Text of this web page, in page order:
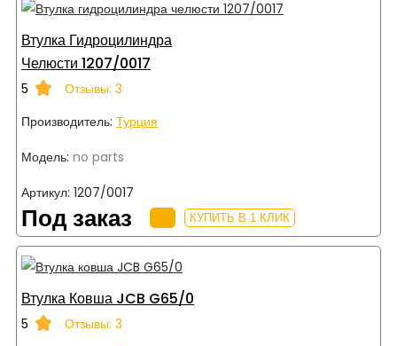
Втулка Гидроцилиндра
Челюсти 1207/0017
5
Отзывы: 3
Производитель: Турция
Модель: no parts
Артикул: 1207/0017
Под заказ КУПИТЬ В 1 КЛИК
Втулка Ковша JCB G65/0
5
Отзывы: 3